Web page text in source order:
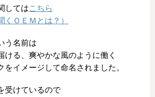
してはこちら
くＯＥＭとは？）
う名前は
ける、爽やかな風のように働く
をイメージして命名されました。
受けているので